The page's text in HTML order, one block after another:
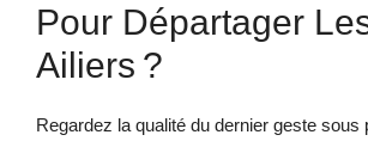
Pour Départager
Ailiers ?
Regardez la qualité du dernier geste sous